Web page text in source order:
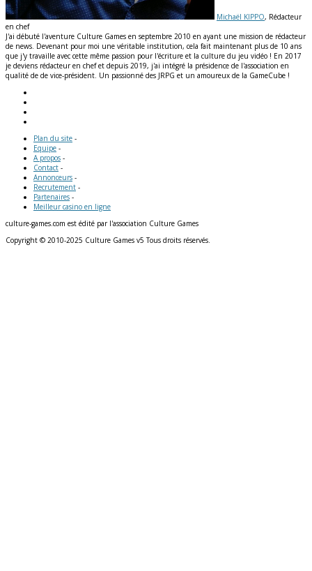
Michaël KIPPO, Rédacteur
en chef
J'ai débuté l'aventure Culture Games en septembre 2010 en ayant une mission de rédacteur
de news. Devenant pour moi une véritable institution, cela fait maintenant plus de 10 ans
que j'y travaille avec cette même passion pour l'écriture et la culture du jeu vidéo ! En 2017
je deviens rédacteur en chef et depuis 2019, j'ai intégré la présidence de l'association en
qualité de de vice-président. Un passionné des JRPG et un amoureux de la GameCube !
Plan du site -
Equipe -
A propos -
Contact -
Annonceurs -
Recrutement -
Partenaires -
Meilleur casino en ligne
culture-games.com est édité par l'association Culture Games
Copyright © 2010-2025 Culture Games v5 Tous droits réservés.